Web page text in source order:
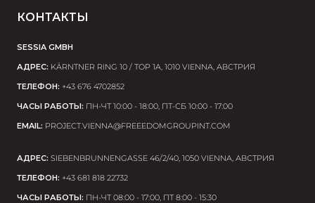
КОНТАКТЫ
SESSIA GMBH
АДРЕС: KÄRNTNER RING 10 / TOP 1A, 1010 VIENNA, АВСТРИЯ
ТЕЛЕФОН: +43 676 4702852
ЧАСЫ РАБОТЫ: ПН-ЧТ 10:00 - 18:00, ПТ-СБ 10:00 - 17:00
EMAIL: PROJECT.VIENNA@FREEEDOMGROUPINT.COM
АДРЕС: SIEBENBRUNNENGASSE 46/2/40, 1050 VIENNA, АВСТРИЯ
ТЕЛЕФОН: +43 681 818 22732
ЧАСЫ РАБОТЫ: ПН-ЧТ 08:00 - 17:00, ПТ 8:00 - 15:30